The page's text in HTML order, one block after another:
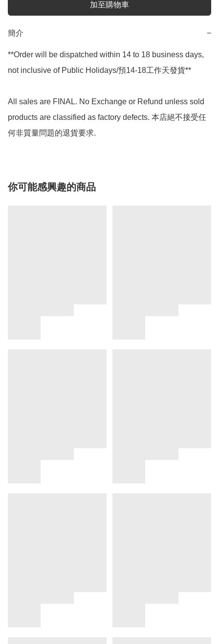
加至購物車
簡介 −
**Order will be dispatched within 14 to 18 business days,
not inclusive of Public Holidays/預14-18工作天發貨**
All sales are FINAL. No Exchange or Refund unless sold
products are classified as factory defects. 本店絕不接受任
何非質量問題的退貨要求.
你可能感興趣的商品